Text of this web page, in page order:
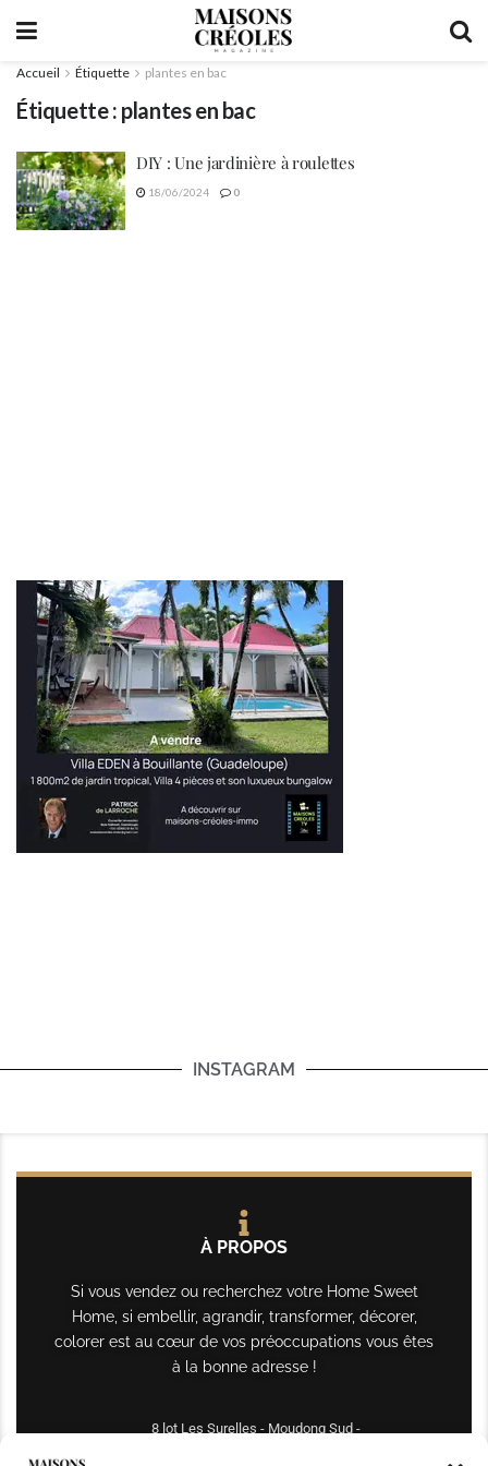
Accueil Étiquette plantes en bac
Étiquette : plantes en bac
DIY : Une jardinière à roulettes
18/06/2024 0
INSTAGRAM
À PROPOS
Si vous vendez ou recherchez votre Home Sweet
Home, si embellir, agrandir, transformer, décorer,
colorer est au cœur de vos préoccupations vous êtes
à la bonne adresse !
8 lot Les Surelles - Moudong Sud -